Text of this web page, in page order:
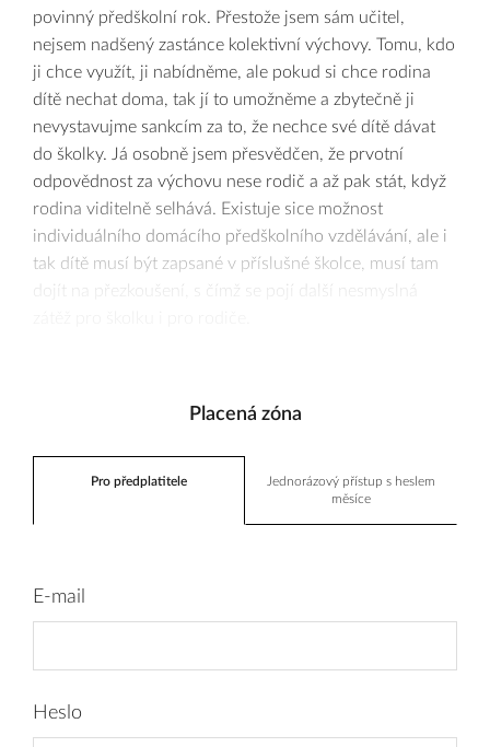
povinný předškolní rok. Přestože jsem sám učitel,
nejsem nadšený zastánce kolektivní výchovy. Tomu, kdo
ji chce využít, ji nabídněme, ale pokud si chce rodina
dítě nechat doma, tak jí to umožněme a zbytečně ji
nevystavujme sankcím za to, že nechce své dítě dávat
do školky. Já osobně jsem přesvědčen, že prvotní
odpovědnost za výchovu nese rodič a až pak stát, když
rodina viditelně selhává. Existuje sice možnost
individuálního domácího předškolního vzdělávání, ale i
tak dítě musí být zapsané v příslušné školce, musí tam
dojít na přezkoušení, s čímž se pojí další nesmyslná
Placená zóna
Pro předplatitele
Jednorázový přístup s heslem
měsíce
E-mail
Heslo